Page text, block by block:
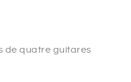
de quatre guitares